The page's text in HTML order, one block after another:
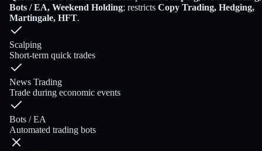
Bots / EA, Weekend Holding; restricts Copy Trading, Hedging,
Martingale, HFT.
Scalping
Short-term quick trades
News Trading
Trade during economic events
Bots / EA
Automated trading bots